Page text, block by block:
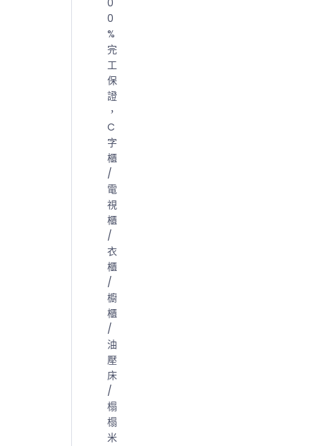
0
0
%
完
工
保
證
，
C
字
櫃
/
電
視
櫃
/
衣
櫃
/
櫥
櫃
/
油
壓
床
/
榻
榻
米